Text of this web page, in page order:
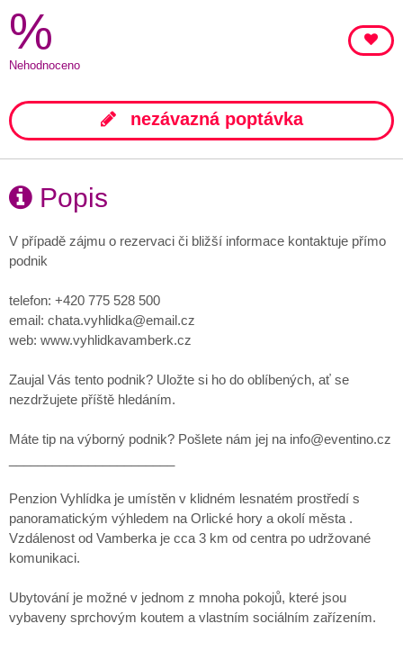
%
Nehodnoceno
nezávazná poptávka
Popis
V případě zájmu o rezervaci či bližší informace kontaktuje přímo
podnik
telefon: +420 775 528 500
email: chata.vyhlidka@email.cz
web: www.vyhlidkavamberk.cz
Zaujal Vás tento podnik? Uložte si ho do oblíbených, ať se
nezdržujete příště hledáním.
Máte tip na výborný podnik? Pošlete nám jej na info@eventino.cz
Penzion Vyhlídka je umístěn v klidném lesnatém prostředí s
panoramatickým výhledem na Orlické hory a okolí města .
Vzdálenost od Vamberka je cca 3 km od centra po udržované
komunikaci.
Ubytování je možné v jednom z mnoha pokojů, které jsou
vybaveny sprchovým koutem a vlastním sociálním zařízením.